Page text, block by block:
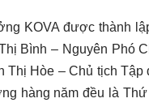
KOVA được thành
Bình – Nguyên Phó
Thị Hòe – Chủ tịch
hàng năm đều là